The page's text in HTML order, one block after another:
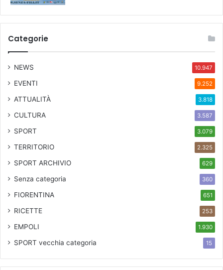
Categorie
NEWS 10.947
EVENTI 9.252
ATTUALITÀ 3.818
CULTURA 3.587
SPORT 3.079
TERRITORIO 2.325
SPORT ARCHIVIO 629
Senza categoria 360
FIORENTINA 651
RICETTE 253
EMPOLI 1.930
SPORT vecchia categoria 15